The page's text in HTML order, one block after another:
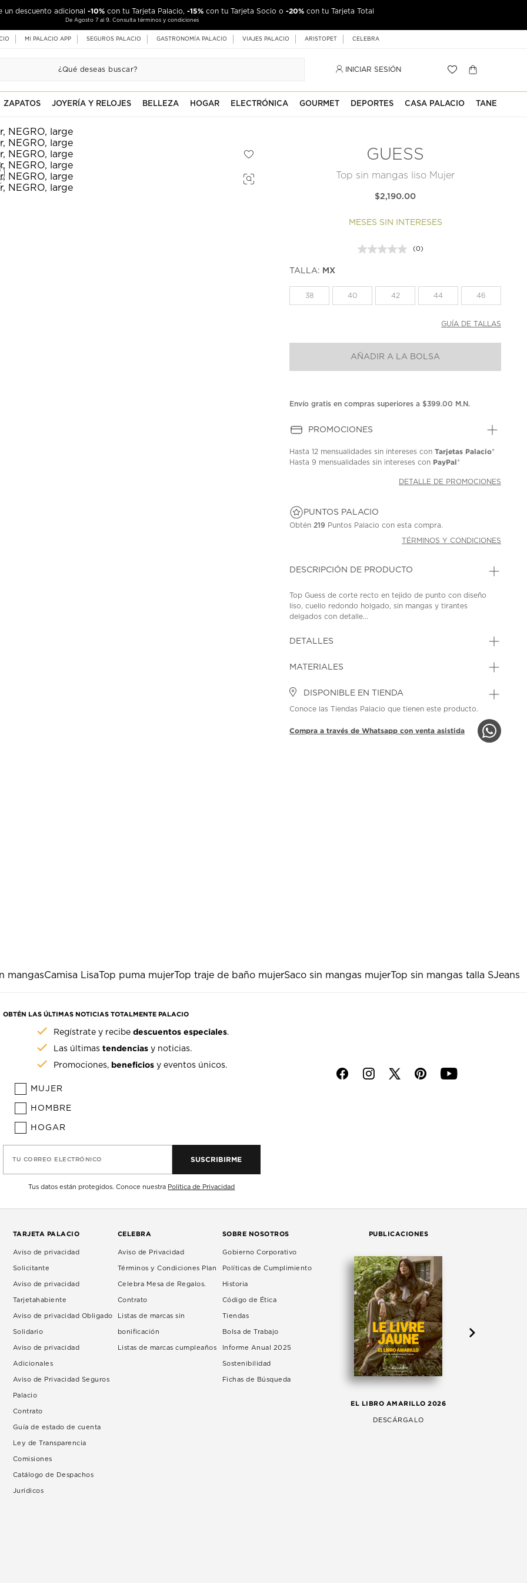
un descuento adicional -10% con tu Tarjeta Palacio, -15% con tu Tarjeta Socio o -20% con tu Tarjeta Total
De Agosto 7 al 9. Consulta términos y condiciones
MI PALACIO APP SEGUROS PALACIO GASTRONOMÍA PALACIO VIAJES PALACIO ARISTOPET CELEBRA
INICIAR SESIÓN
ZAPATOS JOYERÍA Y RELOJES BELLEZA HOGAR ELECTRÓNICA GOURMET DEPORTES CASA PALACIO TANE
GUESS
Top sin mangas liso Mujer
$2,190.00
MESES SIN INTERESES
Sin
misma
(0)
TALLA: MX
38 40 42 44 46
GUÍA DE TALLAS
AÑADIR A LA BOLSA
Envío gratis en compras superiores a $399.00 M.N.
PROMOCIONES
Hasta12 mensualidades sin intereses conTarjetas Palacio*
Hasta9 mensualidades sin intereses con PayPal*
DETALLE DE PROMOCIONES
PUNTOS PALACIO
Obtén 219 Puntos Palacio con esta compra.
TÉRMINOS Y CONDICIONES
DESCRIPCIÓN DE PRODUCTO
Top Guess de corte recto en tejido de punto con diseño
liso, cuello redondo holgado, sin mangas y tirantes
delgados con detalle...
DETALLES
MATERIALES
DISPONIBLE EN TIENDA
Conoce las Tiendas Palacio que tienen este producto.
Compra a través de Whatsapp con venta asistida
mangasCamisa LisaTop puma mujerTop traje de baño mujerSaco sin mangas mujerTop sin mangas talla SJeans
OBTÉN LAS ÚLTIMAS NOTICIAS TOTALMENTE PALACIO
Regístrate y recibedescuentos especiales.
Las últimastendencias y noticias.
Promociones, beneficios y eventos únicos.
MUJER
HOMBRE
HOGAR
TU CORREO ELECTRÓNICO SUSCRIBIRME
Tus datos están protegidos. Conoce nuestra Política de Privacidad
f i p y
TARJETA PALACIO
Aviso de privacidad
Solicitante
Aviso de privacidad
Tarjetahabiente
Aviso de privacidad Obligado
Solidario
Aviso de privacidad
Adicionales
Aviso de Privacidad Seguros
Palacio
Contrato
Guía de estado de cuenta
Ley de Transparencia
Comisiones
Catálogo de Despachos
Jurídicos
CELEBRA
Aviso de Privacidad
Términos y Condiciones Plan
Celebra Mesa de Regalos.
Contrato
Listas de marcas sin
bonificación
Listas de marcas cumpleaños
SOBRE NOSOTROS
Gobierno Corporativo
Políticas de Cumplimiento
Historia
Código de Ética
Tiendas
Bolsa de Trabajo
Informe Anual 2025
Sostenibilidad
Fichas de Búsqueda
PUBLICACIONES
EL LIBRO AMARILLO 2026
DESCÁRGALO